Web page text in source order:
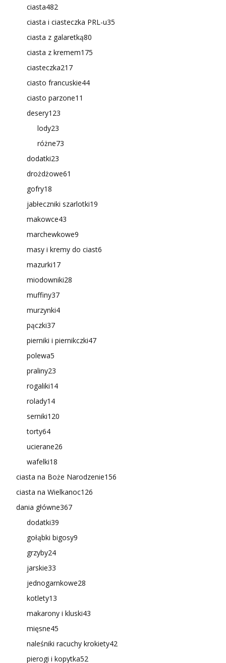
ciasta482
ciasta i ciasteczka PRL-u35
ciasta z galaretką80
ciasta z kremem175
ciasteczka217
ciasto francuskie44
ciasto parzone11
desery123
lody23
różne73
dodatki23
drożdżowe61
gofry18
jabłeczniki szarlotki19
makowce43
marchewkowe9
masy i kremy do ciast6
mazurki17
miodowniki28
muffiny37
murzynki4
pączki37
pierniki i piernikczki47
polewa5
praliny23
rogaliki14
rolady14
serniki120
torty64
ucierane26
wafelki18
ciasta na Boże Narodzenie156
ciasta na Wielkanoc126
dania główne367
dodatki39
gołąbki bigosy9
grzyby24
jarskie33
jednogarnkowe28
kotlety13
makarony i kluski43
mięsne45
naleśniki racuchy krokiety42
pierogi i kopytka52